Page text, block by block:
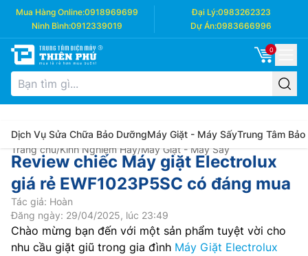
Mua Hàng Online:0918969699 Đại Lý:0983262323
Ninh Bình:0912339019 Dự Án:0983666996
0
Dịch Vụ Sửa Chữa Bảo DưỡngMáy Giặt - Máy SấyTrung Tâm Bảo
Trang chủ/Kinh Nghiệm Hay/Máy Giặt - Máy Sấy
Review chiếc Máy giặt Electrolux
giá rẻ EWF1023P5SC có đáng mua
Tác giả: Hoàn
Đăng ngày: 29/04/2025, lúc 23:49
Chào mừng bạn đến với một sản phẩm tuyệt vời cho
nhu cầu giặt giũ trong gia đình Máy Giặt Electrolux